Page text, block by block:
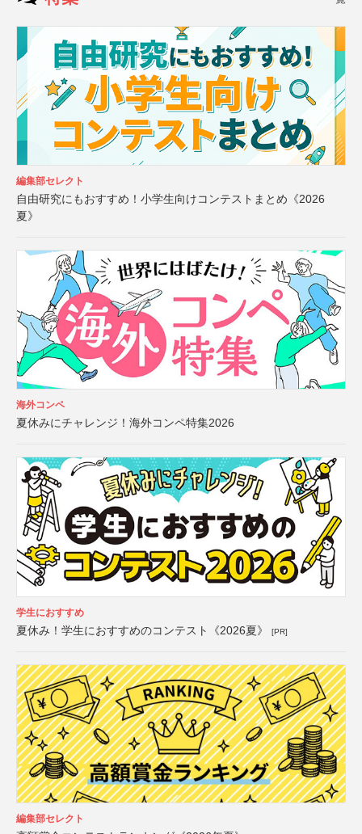
編集部セレクト
自由研究にもおすすめ！小学生向けコンテストまとめ《2026
夏》
海外コンペ
夏休みにチャレンジ！海外コンペ特集2026
学生におすすめ
夏休み！学生におすすめのコンテスト《2026夏》 [PR]
編集部セレクト